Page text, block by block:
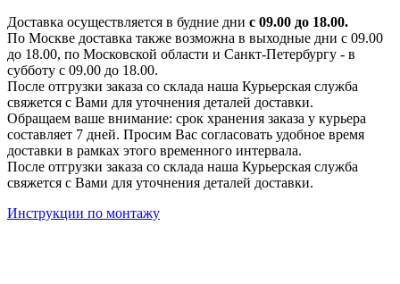
Доставка осуществляется в будние дни с 09.00 до 18.00.
По Москве доставка также возможна в выходные дни с 09.00
до 18.00, по Московской области и Санкт-Петербургу - в
субботу с 09.00 до 18.00.
После отгрузки заказа со склада наша Курьерская служба
свяжется с Вами для уточнения деталей доставки.
Обращаем ваше внимание: срок хранения заказа у курьера
составляет 7 дней. Просим Вас согласовать удобное время
доставки в рамках этого временного интервала.
После отгрузки заказа со склада наша Курьерская служба
свяжется с Вами для уточнения деталей доставки.
Инструкции по монтажу